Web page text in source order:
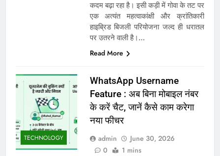
कदम बढ़ा रहा है। इसी कड़ी में गोवा के तट पर
एक अत्यंत महत्वाकांक्षी और क्रांतिकारी
हाइब्रिड बिजली परियोजना जल्द ही धरातल
पर उतरने वाली है।…
Read More
TECHNOLOGY
WhatsApp Username
Feature : अब बिना मोबाइल नंबर
के करें चैट, जानें कैसे काम करेगा
नया फीचर
admin
June 30, 2026
0
1 mins